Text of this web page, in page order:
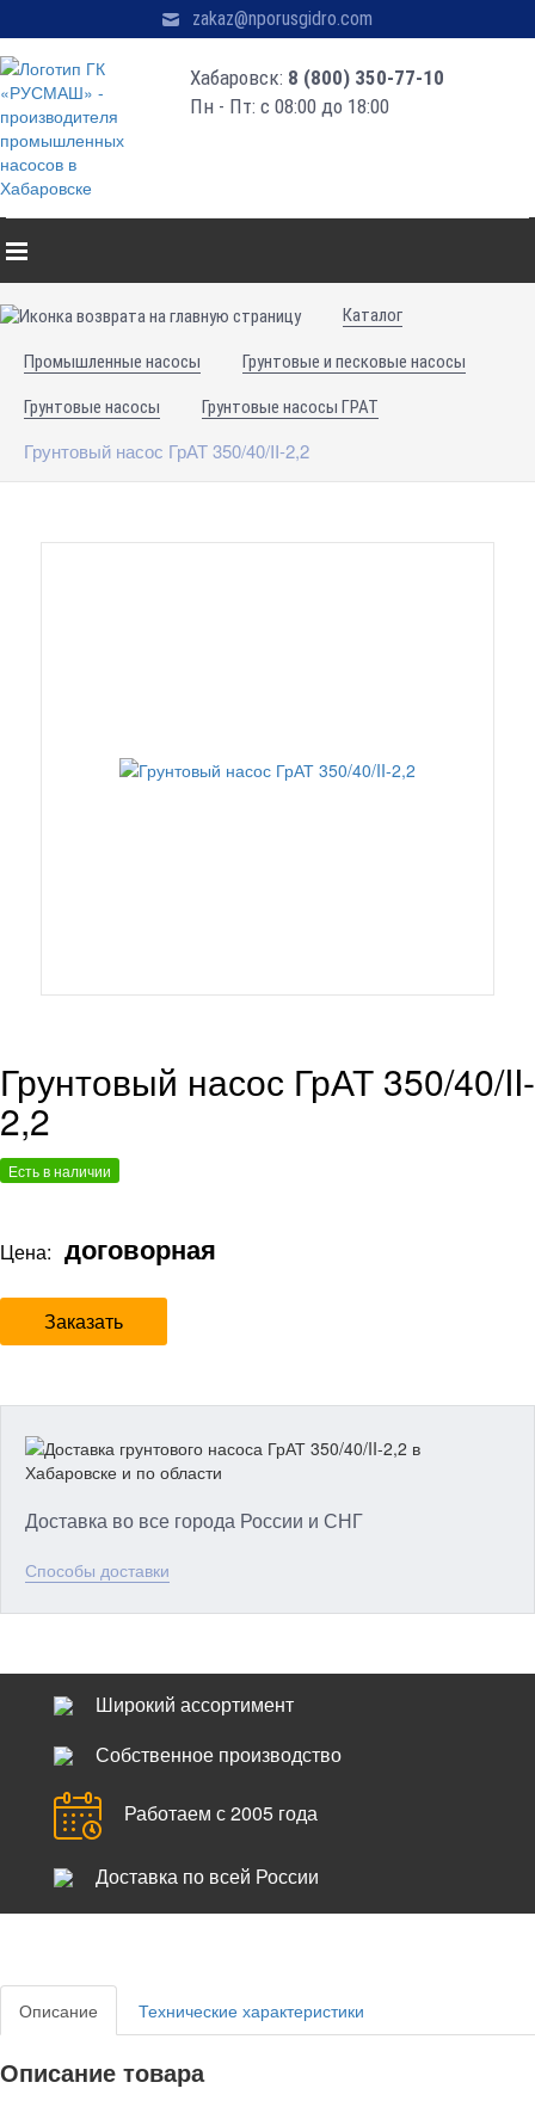
zakaz@nporusgidro.com
Хабаровск: 8 (800) 350-77-10
Пн - Пт: с 08:00 до 18:00
Каталог
Промышленные насосы Грунтовые и песковые насосы
Грунтовые насосы Грунтовые насосы ГРАТ
Грунтовый насос ГрАТ 350/40/II-2,2
Грунтовый насос ГрАТ 350/40/II-
2,2
Есть в наличии
Цена: договорная
Заказать
Доставка во все города России и СНГ
Способы доставки
Широкий ассортимент
Собственное производство
Работаем с 2005 года
Доставка по всей России
Описание Технические характеристики
Описание товара